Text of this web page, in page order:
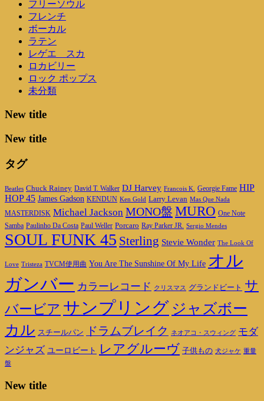
フリーソウル
フレンチ
ボーカル
ラテン
レゲエ スカ
ロカビリー
ロック ポップス
未分類
New title
New title
タグ
Beatles Chuck Rainey David T. Walker DJ Harvey Francois K. Georgie Fame HIP
HOP 45 James Gadson KENDUN Ken Gold Larry Levan Mas Que Nada
MASTERDISK Michael Jackson MONO盤 MURO One Note
Samba Paulinho Da Costa Paul Weller Porcaro Ray Parker JR. Sergio Mendes
SOUL FUNK 45 Sterling Stevie Wonder The Look Of
Love Tristeza TVCM使用曲 You Are The Sunshine Of My Life オル
ガンバー カラーレコード クリスマス グランドビート サ
バービア サンプリング ジャズボー
カル スチールパン ドラムブレイク ネオアコ・スウィング モダ
ンジャズ ユーロビート レアグルーヴ 子供もの 犬ジャケ 重量
盤
New title